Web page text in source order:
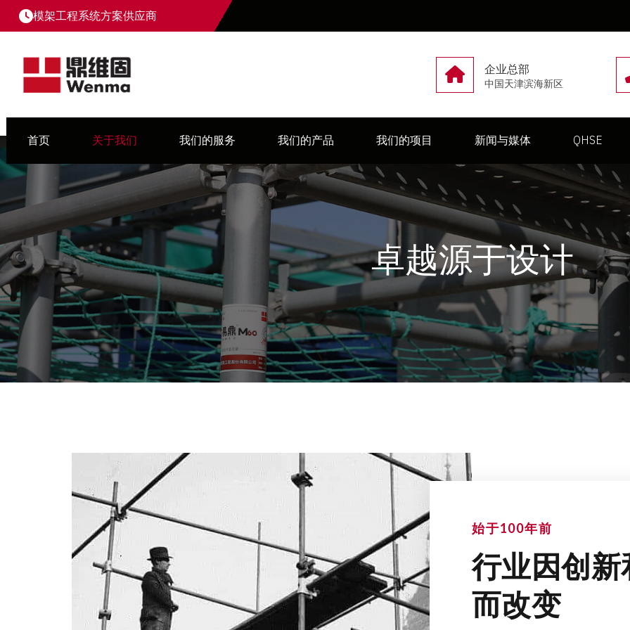
模架工程系统方案供应商
企业总部
中国天津滨海新区
首页 关于我们 我们的服务 我们的产品 我们的项目 新闻与媒体 QHSE
卓越源于设计
始于100年前
行业因创新
而改变